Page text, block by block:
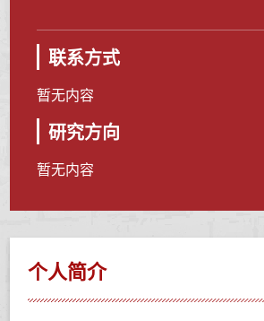
联系方式
暂无内容
研究方向
暂无内容
个人简介